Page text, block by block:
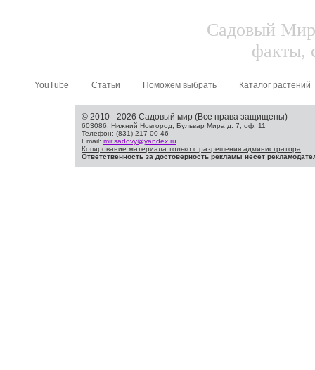
Садовый
факты,
YouTube Статьи Поможем выбрать Каталог растений
© 2010 - 2026 Садовый мир (Все права защищены)
603086, Нижний Новгород, Бульвар Мира д. 7, оф. 11
Телефон: (831) 217-00-46
Email: mir.sadovy@yandex.ru
Копирование материала только с разрешения администратора
Ответственность за достоверность рекламы несет